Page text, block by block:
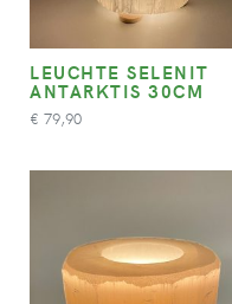
LEUCHTE SELENIT
ANTARKTIS 30CM
€ 79,90